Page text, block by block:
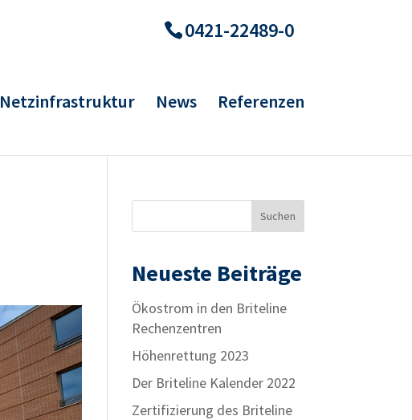
0421-22489-0
Netzinfrastruktur News Referenzen
Neueste Beiträge
Ökostrom in den Briteline
Rechenzentren
Höhenrettung 2023
Der Briteline Kalender 2022
Zertifizierung des Briteline